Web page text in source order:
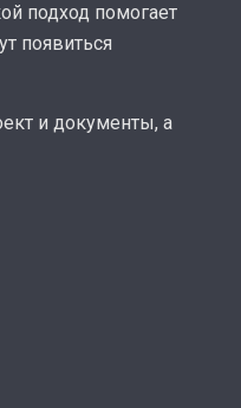
подход помогает
появиться
и документы, а